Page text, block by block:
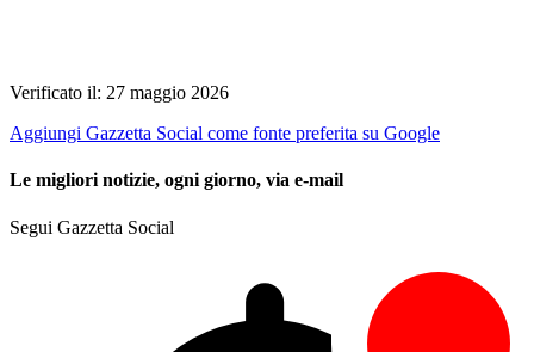
Verificato il: 27 maggio 2026
Aggiungi Gazzetta Social come fonte preferita su Google
Le migliori notizie, ogni giorno, via e-mail
Segui Gazzetta Social